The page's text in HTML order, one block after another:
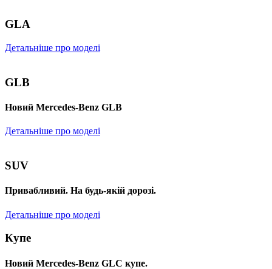
GLA
Детальніше про моделі
GLB
Новий Mercedes-Benz GLB
Детальніше про моделі
SUV
Привабливий. На будь-якій дорозі.
Детальніше про моделі
Купе
Новий Mercedes-Benz GLС купе.